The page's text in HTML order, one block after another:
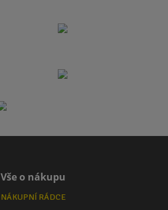
Vše o nákupu
NÁKUPNÍ RÁDCE